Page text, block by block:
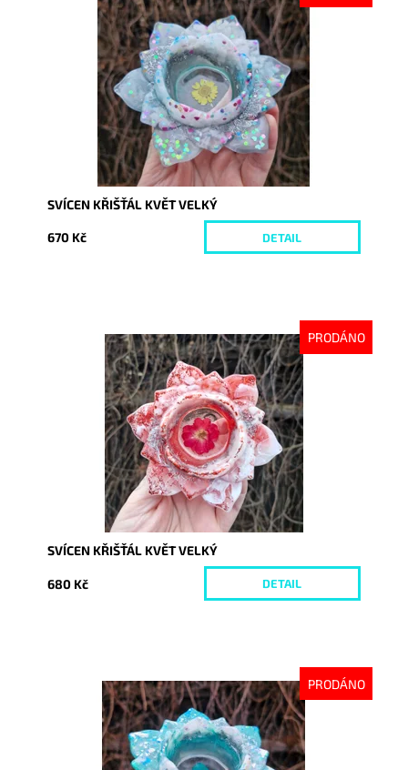
Dostupnost:
Vyprodáno
10057
SVÍCEN KŘIŠŤÁL KVĚT VELKÝ
670 Kč DETAIL
PRODÁNO
Dostupnost:
Vyprodáno
10055
SVÍCEN KŘIŠŤÁL KVĚT VELKÝ
680 Kč DETAIL
PRODÁNO
Dostupnost:
Vyprodáno
10051